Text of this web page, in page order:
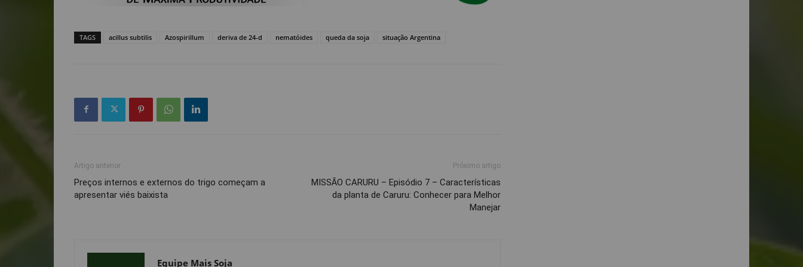
TAGS acillus subtilis Azospirillum deriva de 24-d nematóides queda da soja situação Argentina
Artigo anterior
Preços internos e externos do trigo começam a
apresentar viés baixista
Próximo artigo
MISSÃO CARURU – Episódio 7 – Características
da planta de Caruru: Conhecer para Melhor
Manejar
Equipe Mais Soja